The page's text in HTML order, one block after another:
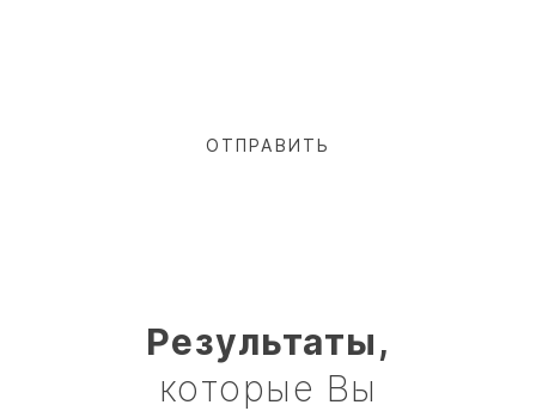
Результаты,
которые Вы